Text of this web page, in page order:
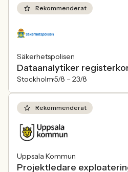
Rekommenderat
Säkerhetspolisen
Dataanalytiker
Stockholm5/8 – 23/8
Rekommenderat
Uppsala Kommun
Projektledare